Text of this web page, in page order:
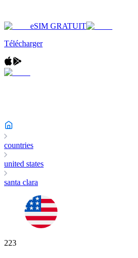
eSIM GRATUIT
Télécharger
countries
united states
santa clara
223